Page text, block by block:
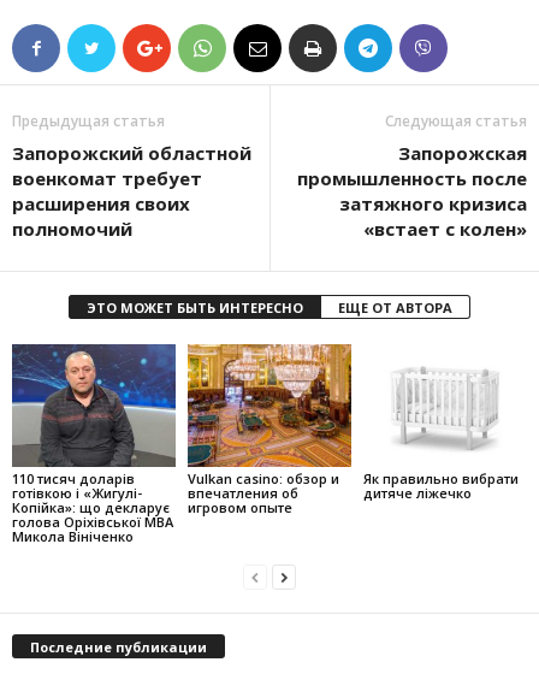
Предыдущая статья
Запорожский областной
военкомат требует
расширения своих
полномочий
Следующая статья
Запорожская
промышленность после
затяжного кризиса
«встает с колен»
ЭТО МОЖЕТ БЫТЬ ИНТЕРЕСНО ЕЩЕ ОТ АВТОРА
110 тисяч доларів
готівкою і «Жигулі-
Копійка»: що декларує
голова Оріхівської МВА
Микола Вініченко
Vulkan casino: обзор и
впечатления об
игровом опыте
Як правильно вибрати
дитяче ліжечко
Последние публикации